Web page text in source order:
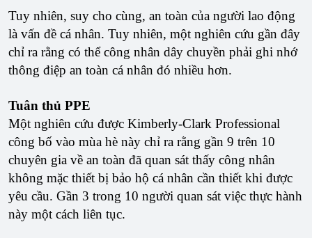
Tuy nhiên, suy cho cùng, an toàn của người lao động
là vấn đề cá nhân. Tuy nhiên, một nghiên cứu gần đây
chỉ ra rằng có thể công nhân dây chuyền phải ghi nhớ
thông điệp an toàn cá nhân đó nhiều hơn.
Tuân thủ PPE
Một nghiên cứu được Kimberly-Clark Professional
công bố vào mùa hè này chỉ ra rằng gần 9 trên 10
chuyên gia về an toàn đã quan sát thấy công nhân
không mặc thiết bị bảo hộ cá nhân cần thiết khi được
yêu cầu. Gần 3 trong 10 người quan sát việc thực hành
này một cách liên tục.